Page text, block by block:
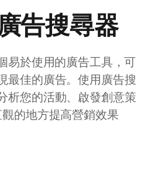
告搜尋器
易於使用的廣告工具，可
最佳的廣告。使用廣告搜
析您的活動、啟發創意策
的地方提高營銷效果